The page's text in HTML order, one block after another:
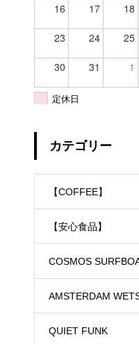
16 17 18
23 24 25
30 31 1
定休日
カテゴリー
【COFFEE】
【安心食品】
COSMOS
ド）
AMSTERDAM
ェットスーツ）
QUIET FUNK